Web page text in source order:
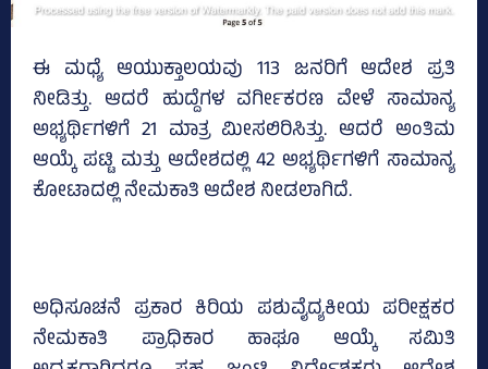
ಈ ಮಧ್ಯೆ ಆಯುಕ್ತಾಲಯವು 113 ಜನರಿಗೆ ಆದೇಶ ಪ್ರತಿ
ನೀಡಿತ್ತು. ಆದರೆ ಹುದ್ದೆಗಳ ವರ್ಗೀಕರಣ ವೇಳೆ ಸಾಮಾನ್ಯ
ಅಭ್ಯರ್ಥಿಗಳಿಗೆ 21 ಮಾತ್ರ ಮೀಸಲಿರಿಸಿತ್ತು. ಆದರೆ ಅಂತಿಮ
ಆಯ್ಕೆ ಪಟ್ಟಿ ಮತ್ತು ಆದೇಶದಲ್ಲಿ 42 ಅಭ್ಯರ್ಥಿಗಳಿಗೆ ಸಾಮಾನ್ಯ
ಕೋಟಾದಲ್ಲಿ ನೇಮಕಾತಿ ಆದೇಶ ನೀಡಲಾಗಿದೆ.
ಅಧಿಸೂಚನೆ ಪ್ರಕಾರ ಕಿರಿಯ ಪಶುವೈದ್ಯಕೀಯ ಪರೀಕ್ಷಕರ
ನೇಮಕಾತಿ ಪ್ರಾಧಿಕಾರ ಹಾಘೂ ಆಯ್ಕೆ ಸಮಿತಿ